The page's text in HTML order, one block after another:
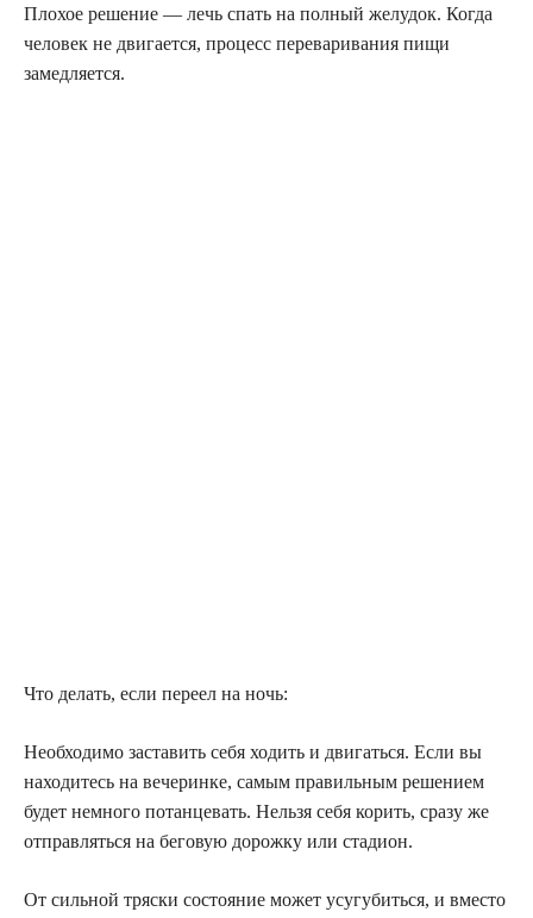
Плохое решение — лечь спать на полный желудок. Когда
человек не двигается, процесс переваривания пищи
замедляется.
Что делать, если переел на ночь:
Необходимо заставить себя ходить и двигаться. Если вы
находитесь на вечеринке, самым правильным решением
будет немного потанцевать. Нельзя себя корить, сразу же
отправляться на беговую дорожку или стадион.
От сильной тряски состояние может усугубиться, и вместо